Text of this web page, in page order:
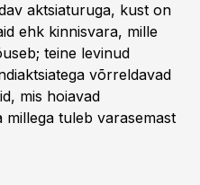
aktsiaturuga, kust on
ehk kinnisvara, mille
teine levinud
võrreldavad
mis hoiavad
millega tuleb varasemast